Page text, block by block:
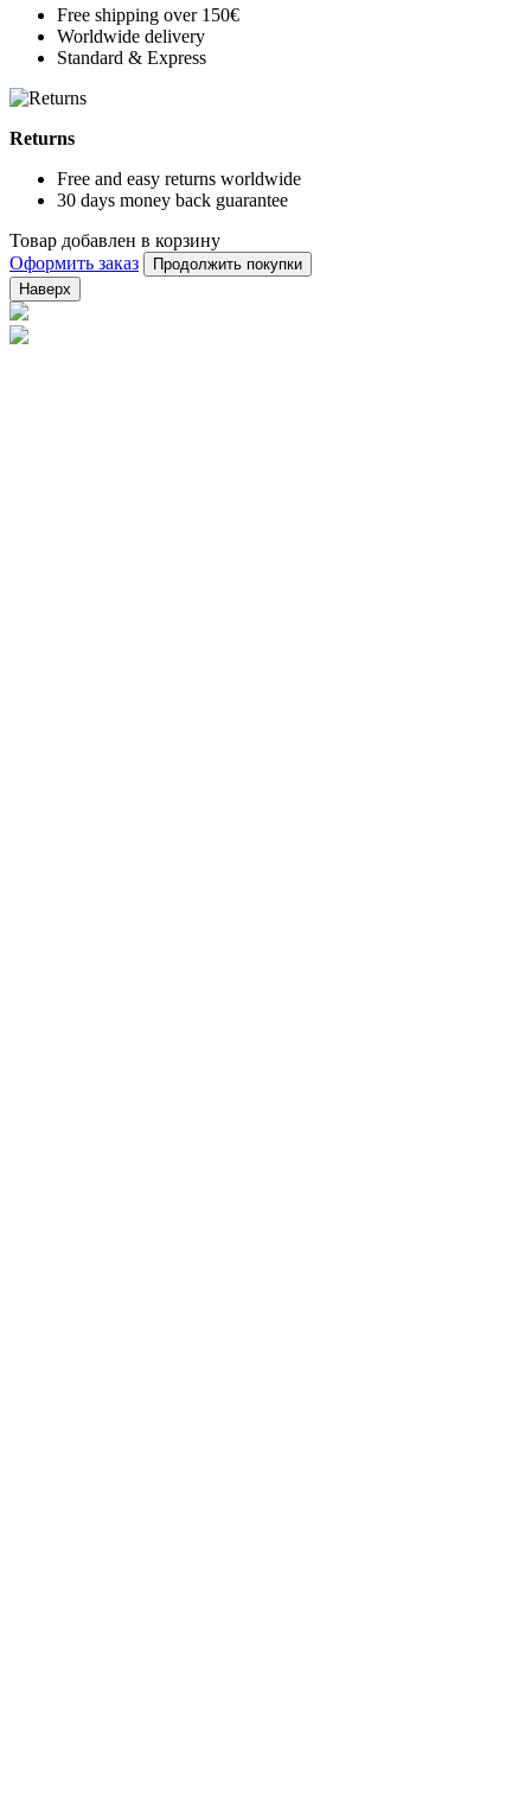
Free shipping over 150€
Worldwide delivery
Standard & Express
Returns
Free and easy returns worldwide
30 days money back guarantee
Товар добавлен в корзину
Оформить заказ
Продолжить покупки
Наверх